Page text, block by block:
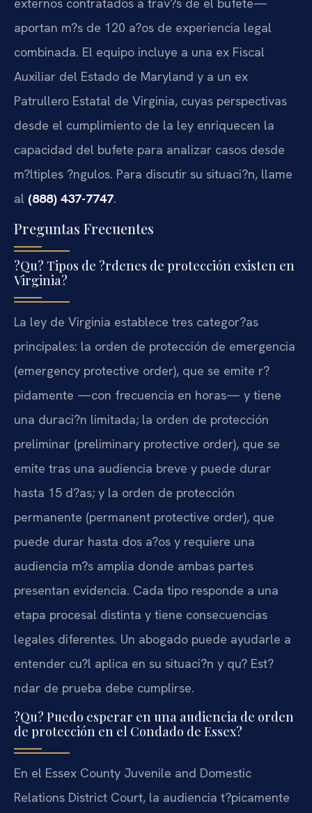
aportan m?s de 120 a?os de experiencia legal
combinada. El equipo incluye a una ex Fiscal
Auxiliar del Estado de Maryland y a un ex
Patrullero Estatal de Virginia, cuyas perspectivas
desde el cumplimiento de la ley enriquecen la
capacidad del bufete para analizar casos desde
m?ltiples ?ngulos. Para discutir su situaci?n, llame
al (888) 437-7747.
Preguntas Frecuentes
?Qu? Tipos de ?rdenes de protección existen en
Virginia?
La ley de Virginia establece tres categor?as
principales: la orden de protección de emergencia
(emergency protective order), que se emite r?
pidamente —con frecuencia en horas— y tiene
una duraci?n limitada; la orden de protección
preliminar (preliminary protective order), que se
emite tras una audiencia breve y puede durar
hasta 15 d?as; y la orden de protección
permanente (permanent protective order), que
puede durar hasta dos a?os y requiere una
audiencia m?s amplia donde ambas partes
presentan evidencia. Cada tipo responde a una
etapa procesal distinta y tiene consecuencias
legales diferentes. Un abogado puede ayudarle a
entender cu?l aplica en su situaci?n y qu? Est?
ndar de prueba debe cumplirse.
?Qu? Puedo esperar en una audiencia de orden
de protección en el Condado de Essex?
En el Essex County Juvenile and Domestic
Relations District Court, la audiencia t?picamente